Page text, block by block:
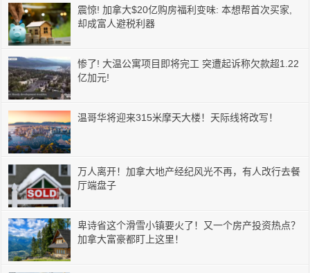
震惊! 加拿大$20亿购房福利变味: 本想帮首次买家,
却成富人避税利器
惨了! 大温公寓项目即将完工 突遭起诉称欠款超1.22
亿加元!
温哥华将迎来315米摩天大楼！天际线将改写！
万人离开！加拿大地产经纪风光不再，有人改行去餐
厅端盘子
卑诗省这个滑雪小镇要火了！又一个房产投资热点？
加拿大富豪都盯上这里！